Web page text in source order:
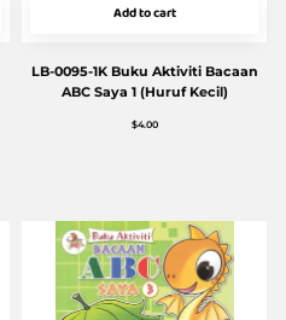
Add to cart
LB-0095-1K Buku Aktiviti Bacaan
ABC Saya 1 (Huruf Kecil)
$4.00